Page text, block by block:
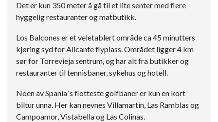
Det er kun 350 meter å gå til et lite senter med flere
hyggelig restauranter og matbutikk.
Los Balcones er et veletablert område ca 45 minutters
kjøring syd for Alicante flyplass. Området ligger 4 km
sør for Torrevieja sentrum, og har alt fra butikker og
restauranter til tennisbaner, sykehus og hotell.
Noen av Spania`s flotteste golfbaner er kun en kort
biltur unna. Her kan nevnes Villamartin, Las Ramblas og
Campoamor, Vistabella og Las Colinas.